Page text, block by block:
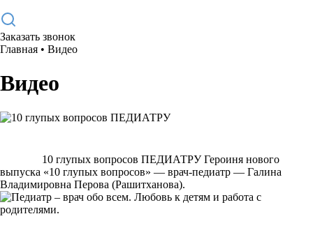
Заказать звонок
Главная • Видео
Видео
10 глупых вопросов ПЕДИАТРУГероиня нового
выпуска «10 глупых вопросов» — врач-педиатр — Галина
Владимировна Перова (Рашитханова).